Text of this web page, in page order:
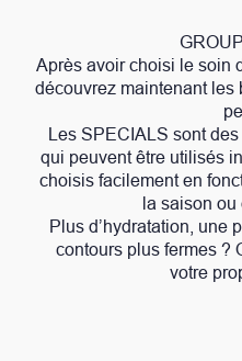
Après avoir choisi le soin
découvrez maintenant
Les SPECIALS sont
qui peuvent être utilisés
choisis facilement en
la saison ou
Plus d’hydratation, une
contours plus fermes ?
votre